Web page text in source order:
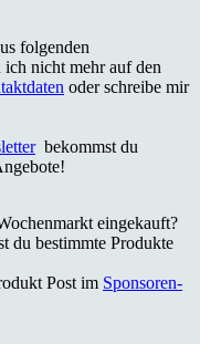
folgenden
nicht mehr auf den
oder schreibe mir
bekommst du
eingekauft?
du bestimmte Produkte
Post im Sponsoren-